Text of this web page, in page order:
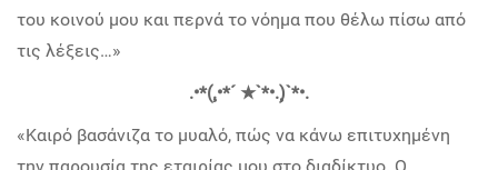
του κοινού μου και περνά το νόημα που θέλω πίσω από
τις λέξεις…»
.•*(¸.•*´ ★`*•.¸)`*•.
«Καιρό βασάνιζα το μυαλό, πώς να κάνω επιτυχημένη